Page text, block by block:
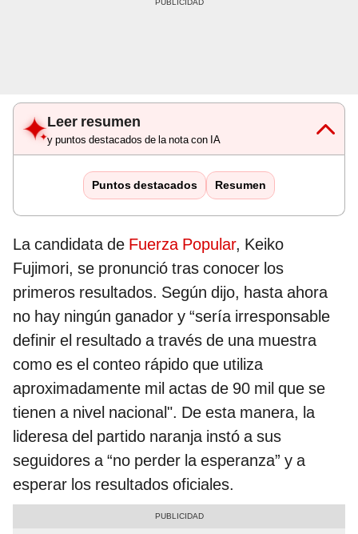
Leer resumen
y puntos destacados de la nota con IA
Puntos destacados Resumen
La candidata de Fuerza Popular, Keiko
Fujimori, se pronunció tras conocer los
primeros resultados. Según dijo, hasta ahora
no hay ningún ganador y “sería irresponsable
definir el resultado a través de una muestra
como es el conteo rápido que utiliza
aproximadamente mil actas de 90 mil que se
tienen a nivel nacional". De esta manera, la
lideresa del partido naranja instó a sus
seguidores a “no perder la esperanza” y a
esperar los resultados oficiales.